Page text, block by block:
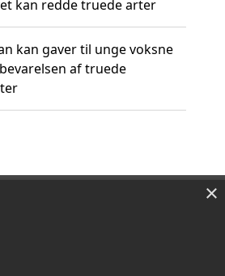
kan redde truede arter
kan gaver til unge voksne
af truede
×